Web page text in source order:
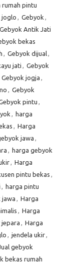
rumah pintu
joglo , Gebyok ,
Gebyok Antik Jati
bekas
, Gebyok dijual,
jati , Gebyok
Gebyok jogja ,
, Gebyok
pintu ,
, harga
, Harga
jawa ,
, harga gebyok
, Harga
pintu bekas ,
, harga pintu
jawa , Harga
, Harga
, Harga
, jendela ukir,
gebyok
bekas rumah